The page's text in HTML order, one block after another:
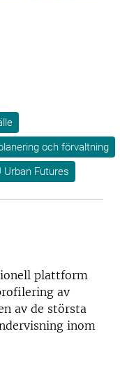
och förvaltning
Urban Futures
plattform
av
av de största
inom